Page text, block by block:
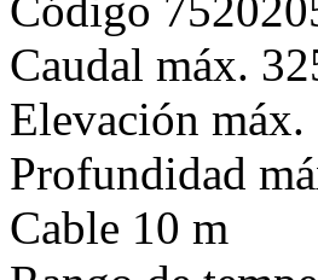
Código
Caudal máx.
Elevación máx.
Profundidad
Cable 10 m